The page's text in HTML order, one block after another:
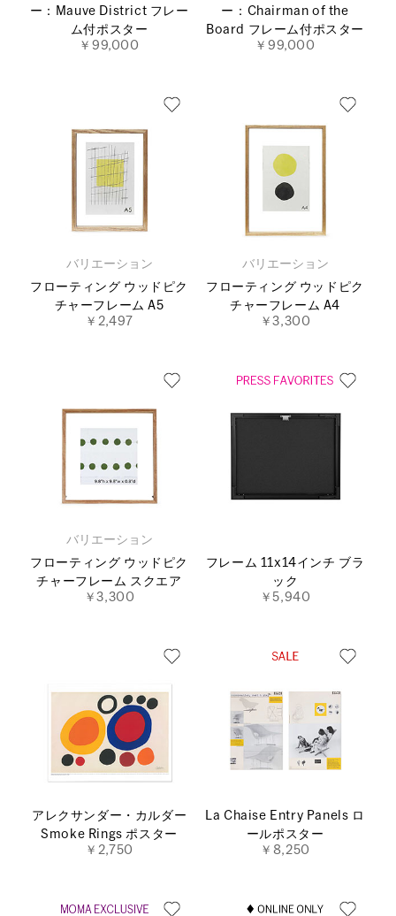
ー：Mauve District フレー
ム付ポスター
￥99,000
ー：Chairman of the
Board フレーム付ポスター
￥99,000
バリエーション
フローティング ウッドピク
チャーフレーム A5
￥2,497
バリエーション
フローティング ウッドピク
チャーフレーム A4
￥3,300
バリエーション
フローティング ウッドピク
チャーフレーム スクエア
￥3,300
フレーム 11x14インチ ブラ
ック
￥5,940
アレクサンダー・カルダー
Smoke Rings ポスター
￥2,750
La Chaise Entry Panels ロ
ールポスター
￥8,250